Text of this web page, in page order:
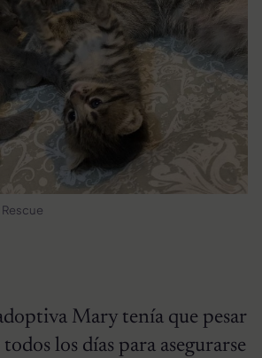
Mary tenía que pesar
los días para asegurarse